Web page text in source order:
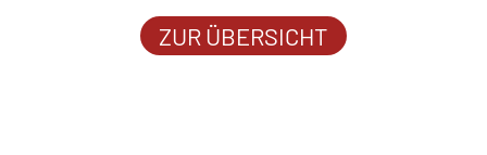
ZUR ÜBERSICHT